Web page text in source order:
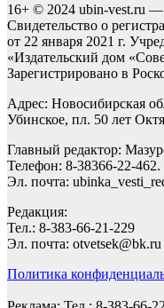
16+ © 2024 ubin-vest.ru —
Свидетельство о
от 22 января 2021 г.
«Издательский дом
Зарегистрировано в
Адрес: Новосибирская
Убинское, пл. 50 лет
Главный редактор:
Телефон: 8-38366-22-462.
Эл. почта:
Редакция:
Тел.: 8-383-66-21-229
Эл. почта: otvetsek@bk.ru
Политика